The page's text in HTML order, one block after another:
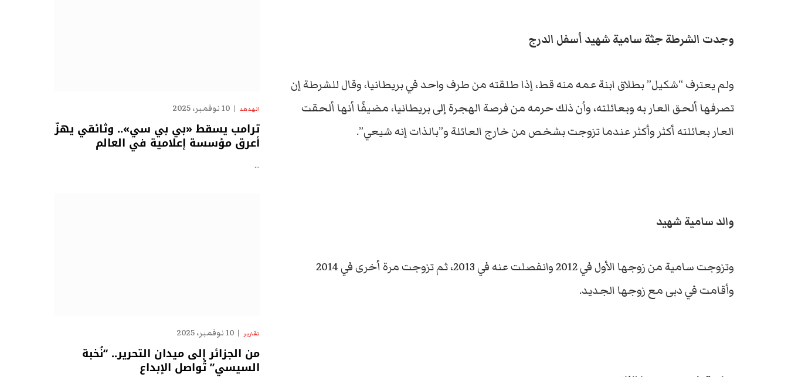
وجدت الشرطة جثة سامية شهيد أسفل الدرج
ولم يعترف “شكيل” بطلاق ابنة عمه منه قط، إذا طلقته من طرف واحد في بريطانيا، وقال للشرطة إن
تصرفها ألحق العار به وبعائلته، وأن ذلك حرمه من فرصة الهجرة إلى بريطانيا، مضيفًا أنها ألحقت
العار بعائلته أكثر وأكثر عندما تزوجت بشخص من خارج العائلة و”بالذات إنه شيعي”.
والد سامية شهيد
وتزوجت سامية من زوجها الأول في 2012 وانفصلت عنه في 2013، ثم تزوجت مرة أخرى في 2014
وأقامت في دبى مع زوجها الجديد.
الهدهد 10 نوفمبر، 2025
ترامب يسقط «بي بي سي».. وثائقي يهزّ
أعرق مؤسسة إعلامية في العالم
…
تقارير 10 نوفمبر، 2025
من الجزائر إلى ميدان التحرير.. “نُخبة
السيسي” تُواصل الإبداع